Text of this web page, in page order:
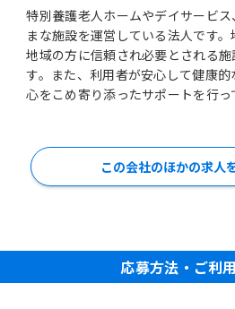
特別養護老人ホームやデイサービ
まな施設を運営している法人です。
地域の方に信頼され必要とされる
す。また、利用者が安心して健康
心をこめ寄り添ったサポートを行っ
この会社のほかの求人
応募方法・ご利